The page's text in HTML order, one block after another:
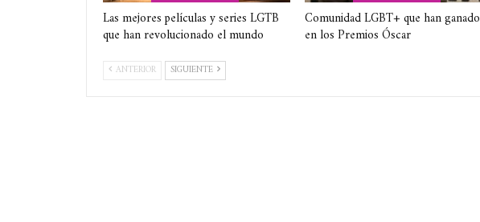
Las mejores películas y series LGTB
que han revolucionado el mundo
Comunidad LGBT+ que han ganado
en los Premios Óscar
ANTERIOR SIGUIENTE